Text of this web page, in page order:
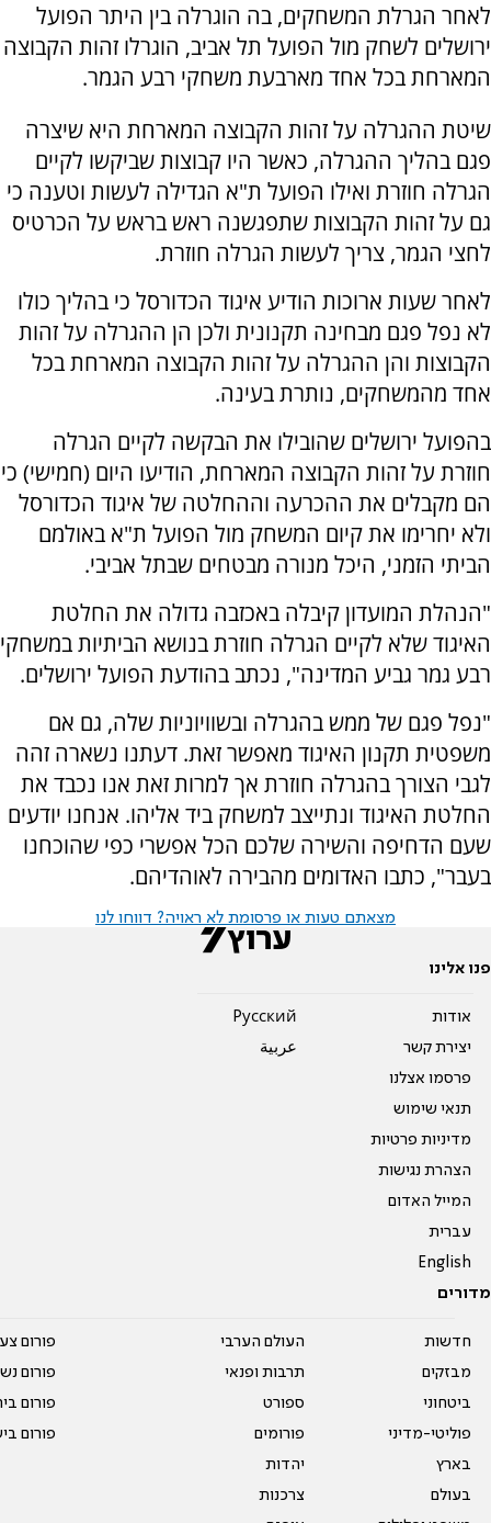
לאחר הגרלת המשחקים, בה הוגרלה בין היתר הפועל
ירושלים לשחק מול הפועל תל אביב, הוגרלו זהות הקבוצה
המארחת בכל אחד מארבעת משחקי רבע הגמר.
שיטת ההגרלה על זהות הקבוצה המארחת היא שיצרה
פגם בהליך ההגרלה, כאשר היו קבוצות שביקשו לקיים
הגרלה חוזרת ואילו הפועל ת"א הגדילה לעשות וטענה כי
גם על זהות הקבוצות שתפגשנה ראש בראש על הכרטיס
לחצי הגמר, צריך לעשות הגרלה חוזרת.
לאחר שעות ארוכות הודיע איגוד הכדורסל כי בהליך כולו
לא נפל פגם מבחינה תקנונית ולכן הן ההגרלה על זהות
הקבוצות והן ההגרלה על זהות הקבוצה המארחת בכל
אחד מהמשחקים, נותרת בעינה.
בהפועל ירושלים שהובילו את הבקשה לקיים הגרלה
חוזרת על זהות הקבוצה המארחת, הודיעו היום (חמישי) כי
הם מקבלים את ההכרעה וההחלטה של איגוד הכדורסל
ולא יחרימו את קיום המשחק מול הפועל ת"א באולמם
הביתי הזמני, היכל מנורה מבטחים שבתל אביבי.
"הנהלת המועדון קיבלה באכזבה גדולה את החלטת
האיגוד שלא לקיים הגרלה חוזרת בנושא הביתיות במשחקי
רבע גמר גביע המדינה", נכתב בהודעת הפועל ירושלים.
"נפל פגם של ממש בהגרלה ובשוויוניות שלה, גם אם
משפטית תקנון האיגוד מאפשר זאת. דעתנו נשארה זהה
לגבי הצורך בהגרלה חוזרת אך למרות זאת אנו נכבד את
החלטת האיגוד ונתייצב למשחק ביד אליהו. אנחנו יודעים
שעם הדחיפה והשירה שלכם הכל אפשרי כפי שהוכחנו
בעבר", כתבו האדומים מהבירה לאוהדיהם.
מצאתם טעות או פרסומת לא ראויה? דווחו לנו
פנו אלינו
אודות
יצירת קשר
פרסמו אצלנו
תנאי שימוש
מדיניות פרטיות
הצהרת נגישות
המייל האדום
עברית
English
Pусский
عربية
מדורים
חדשות
מבזקים
ביטחוני
פוליטי-מדיני
בארץ
בעולם
העולם הערבי
תרבות ופנאי
ספורט
פורומים
יהדות
צרכנות
פורום
פורום
פורום
פורום